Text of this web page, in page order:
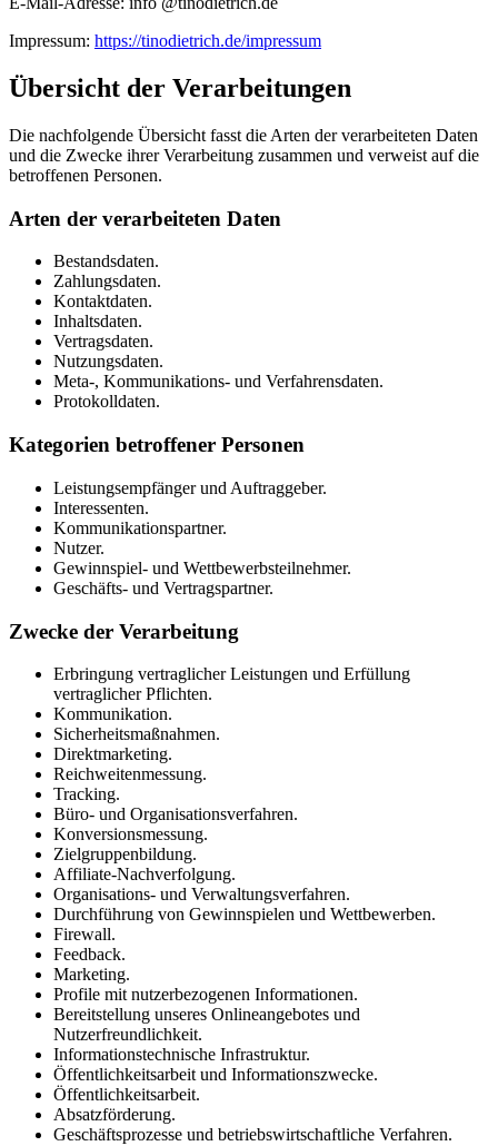
Impressum: https://tinodietrich.de/impressum
Übersicht der Verarbeitungen
Die nachfolgende Übersicht fasst die Arten der verarbeiteten Daten
und die Zwecke ihrer Verarbeitung zusammen und verweist auf die
betroffenen Personen.
Arten der verarbeiteten Daten
Bestandsdaten.
Zahlungsdaten.
Kontaktdaten.
Inhaltsdaten.
Vertragsdaten.
Nutzungsdaten.
Meta-, Kommunikations- und Verfahrensdaten.
Protokolldaten.
Kategorien betroffener Personen
Leistungsempfänger und Auftraggeber.
Interessenten.
Kommunikationspartner.
Nutzer.
Gewinnspiel- und Wettbewerbsteilnehmer.
Geschäfts- und Vertragspartner.
Zwecke der Verarbeitung
Erbringung vertraglicher Leistungen und Erfüllung
vertraglicher Pflichten.
Kommunikation.
Sicherheitsmaßnahmen.
Direktmarketing.
Reichweitenmessung.
Tracking.
Büro- und Organisationsverfahren.
Konversionsmessung.
Zielgruppenbildung.
Affiliate-Nachverfolgung.
Organisations- und Verwaltungsverfahren.
Durchführung von Gewinnspielen und Wettbewerben.
Firewall.
Feedback.
Marketing.
Profile mit nutzerbezogenen Informationen.
Bereitstellung unseres Onlineangebotes und
Nutzerfreundlichkeit.
Informationstechnische Infrastruktur.
Öffentlichkeitsarbeit und Informationszwecke.
Öffentlichkeitsarbeit.
Absatzförderung.
Geschäftsprozesse und betriebswirtschaftliche Verfahren.